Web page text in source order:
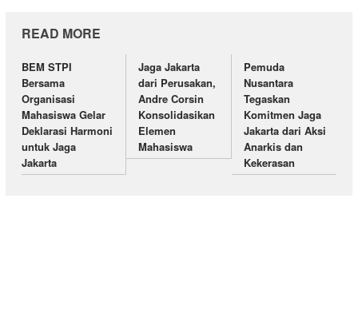
READ MORE
BEM STPI
Bersama
Organisasi
Mahasiswa Gelar
Deklarasi Harmoni
untuk Jaga
Jakarta
Jaga Jakarta
dari Perusakan,
Andre Corsin
Konsolidasikan
Elemen
Mahasiswa
Pemuda
Nusantara
Tegaskan
Komitmen Jaga
Jakarta dari Aksi
Anarkis dan
Kekerasan